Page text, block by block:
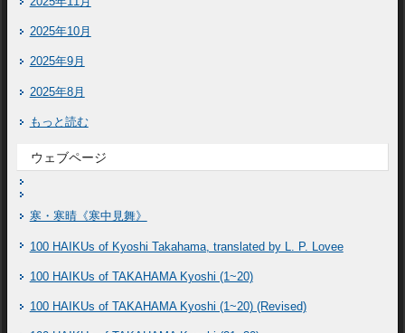
2025年10月
2025年9月
2025年8月
もっと読む
ウェブページ
寒・寒晴《寒中見舞》
100 HAIKUs of Kyoshi Takahama, translated by L. P. Lovee
100 HAIKUs of TAKAHAMA Kyoshi (1~20)
100 HAIKUs of TAKAHAMA Kyoshi (1~20) (Revised)